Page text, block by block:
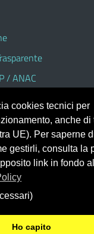
/ ANAC
la piattaforma
sul tema accessibile
cookies tecnici per
anche di
UE). Per saperne
gestirli, consulta la
link in fondo
Ho capito